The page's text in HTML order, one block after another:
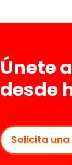
Únete
desde
Solicita